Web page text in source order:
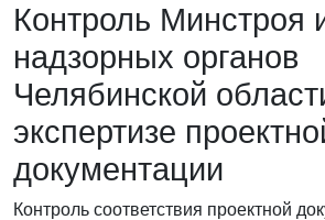
Контроль Минстроя
надзорных органов
Челябинской
экспертизе
документации
Контроль соответствия проектной